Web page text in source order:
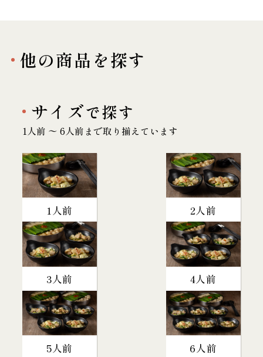
他の商品を探す
サイズで探す
1人前 〜 6人前まで取り揃えています
1人前 2人前
3人前 4人前
5人前 6人前